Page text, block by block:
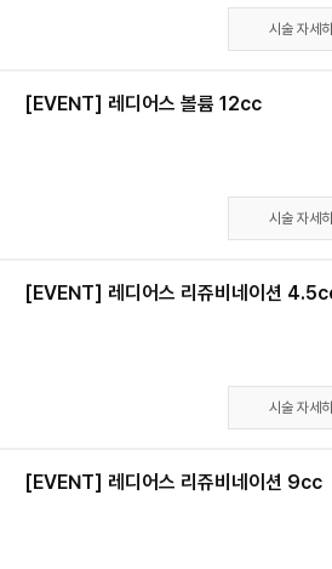
시술 자세히
[EVENT] 레디어스 볼륨 12cc
시술 자세히
[EVENT] 레디어스 리쥬비네이션
시술 자세히
[EVENT] 레디어스 리쥬비네이션 9cc